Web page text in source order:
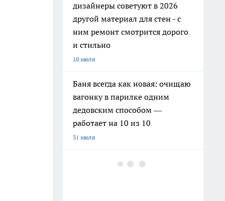
дизайнеры советуют в 2026
другой материал для стен - с
ним ремонт смотрится дорого
и стильно
10 июля
Баня всегда как новая: очищаю
вагонку в парилке одним
дедовским способом —
работает на 10 из 10
31 июля
Как заправить бензин в